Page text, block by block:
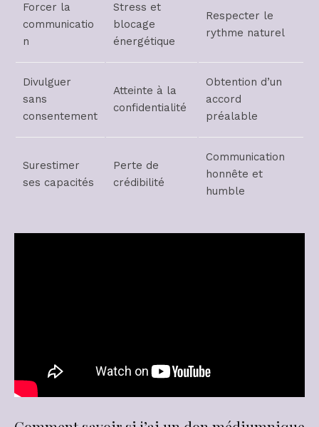
Forcer la
communicatio
n
Stress et
blocage
énergétique
Respecter le
rythme naturel
Divulguer
sans
consentement
Atteinte à la
confidentialité
Obtention d’un
accord
préalable
Surestimer
ses capacités
Perte de
crédibilité
Communication
honnête et
humble